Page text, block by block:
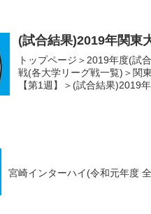
(試合結果)2019年関東
トップページ＞2019年度(試
戦(各大学リーグ戦一覧)＞関
【第1週】＞(試合結果)2019年
宮崎インターハイ(令和元年度